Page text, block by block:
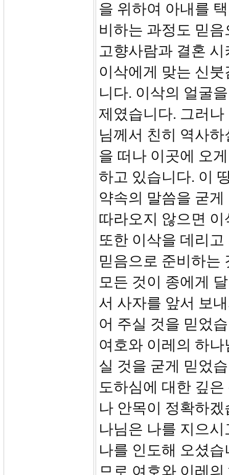
을 위하여 아내를
비하는 과정도 믿
고향사람과 결혼
이삭에게 맞는 신
니다. 이삭의 얼굴
제였습니다. 그러
님께서 친히 역사
을 떠나 이곳에 오
하고 있습니다. 이
약속의 말씀을 굳
따라오지 않으면
또한 이삭을 데리
믿음으로 준비하는
모든 것이 종에게
서 사자를 앞서 보
어 주실 것을 믿었
여호와 이레의 하
실 것을 굳게 믿었
도하심에 대한 깊
나 안목이 정확하
나님은 나를 지으
나를 인도해 오셨
므로 여호와 이레